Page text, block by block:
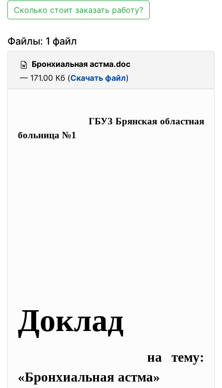
Сколько стоит заказать работу?
Файлы: 1 файл
Бронхиальная астма.doc
— 171.00 Кб (Скачать файл)
ГБУЗ Брянская областная
больница №1
Доклад
на тему:
«Бронхиальная астма»